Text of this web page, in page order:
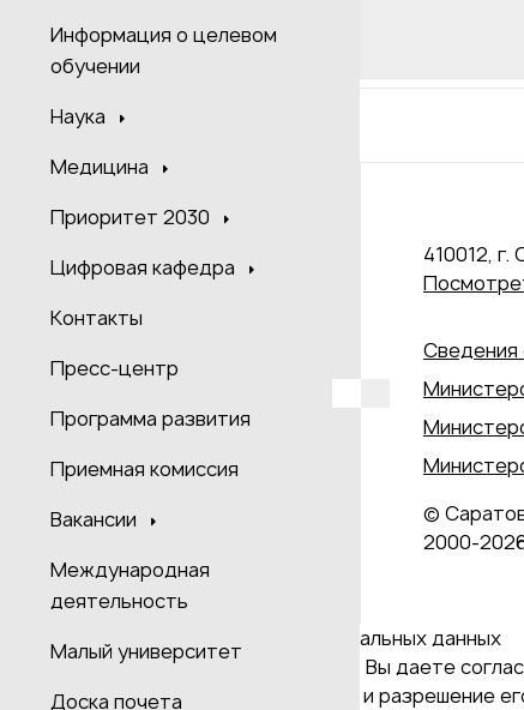
Информация о целевом
обучении
Наука
Медицина
Приоритет 2030
Цифровая кафедра
Контакты
Пресс-центр
Программа развития
Приемная комиссия
Вакансии
Международная
деятельность
Малый университет
Доска почета
410012, г.
Сведения
©
Даю согласие на обработку персональных данных
Продолжая использовать наш сайт, Вы даете
и версия Браузера; тип устройства и разрешение